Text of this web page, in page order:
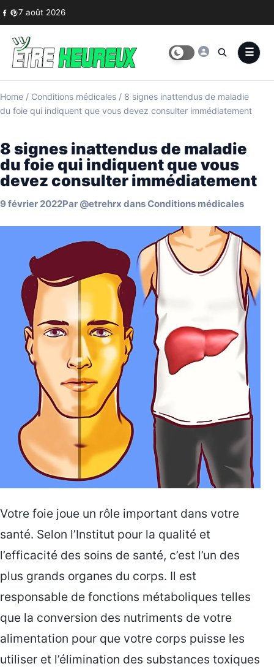
Skip to content
7 août 2026
Home / Conditions médicales / 8 signes inattendus de maladie
du foie qui indiquent que vous devez consulter immédiatement
8 signes inattendus de maladie
du foie qui indiquent que vous
devez consulter immédiatement
9 février 2022Par @etrehrx dansConditions médicales
Votre foie joue un rôle important dans votre
santé. Selon l’Institut pour la qualité et
l’efficacité des soins de santé, c’est l’un des
plus grands organes du corps. Il est
responsable de fonctions métaboliques telles
que la conversion des nutriments de votre
alimentation pour que votre corps puisse les
utiliser et l’élimination des substances toxiques